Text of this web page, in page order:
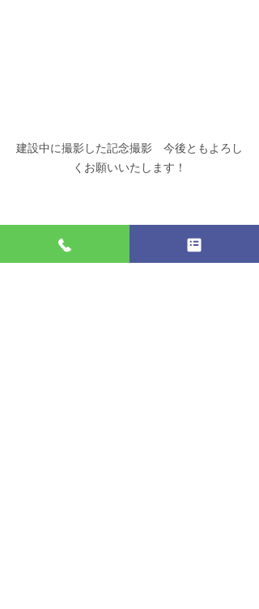
建設中に撮影した記念撮影　今後ともよろし
くお願いいたします！